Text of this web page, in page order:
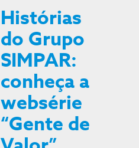
Histórias
do Grupo
SIMPAR:
conheça a
websérie
“Gente de